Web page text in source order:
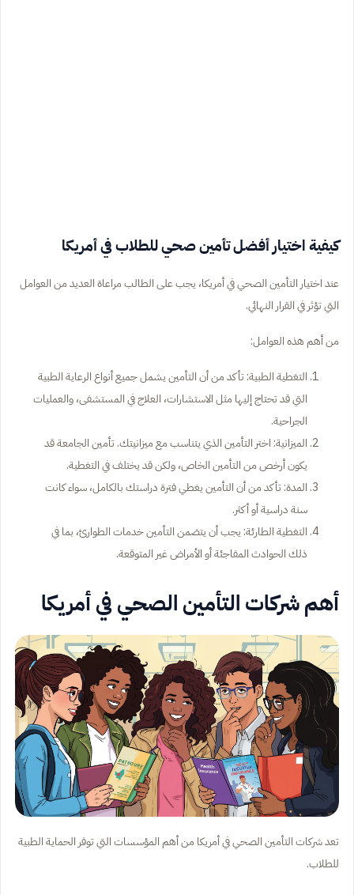
كيفية اختيار أفضل تأمين صحي للطلاب في أمريكا
عند اختيار التأمين الصحي في أمريكا، يجب على الطالب مراعاة العديد من العوامل
التي تؤثر في القرار النهائي.
من أهم هذه العوامل:
التغطية الطبية: تأكد من أن التأمين يشمل جميع أنواع الرعاية الطبية
التي قد تحتاج إليها مثل الاستشارات، العلاج في المستشفى، والعمليات
الجراحية.
الميزانية: اختر التأمين الذي يتناسب مع ميزانيتك. تأمين الجامعة قد
يكون أرخص من التأمين الخاص، ولكن قد يختلف في التغطية.
المدة: تأكد من أن التأمين يغطي فترة دراستك بالكامل، سواء كانت
سنة دراسية أو أكثر.
التغطية الطارئة: يجب أن يتضمن التأمين خدمات الطوارئ، بما في
ذلك الحوادث المفاجئة أو الأمراض غير المتوقعة.
أهم شركات التأمين الصحي في أمريكا
تعد شركات التأمين الصحي في أمريكا من أهم المؤسسات التي توفر الحماية الطبية
للطلاب.